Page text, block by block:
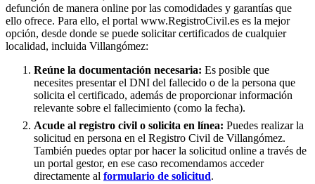
defunción de manera online por las comodidades y garantías que
ello ofrece. Para ello, el portal www.RegistroCivil.es es la mejor
opción, desde donde se puede solicitar certificados de cualquier
localidad, incluida Villangómez:
Reúne la documentación necesaria: Es posible que
necesites presentar el DNI del fallecido o de la persona que
solicita el certificado, además de proporcionar información
relevante sobre el fallecimiento (como la fecha).
Acude al registro civil o solicita en línea: Puedes realizar la
solicitud en persona en el Registro Civil de Villangómez.
También puedes optar por hacer la solicitud online a través de
un portal gestor, en ese caso recomendamos acceder
directamente al formulario de solicitud.